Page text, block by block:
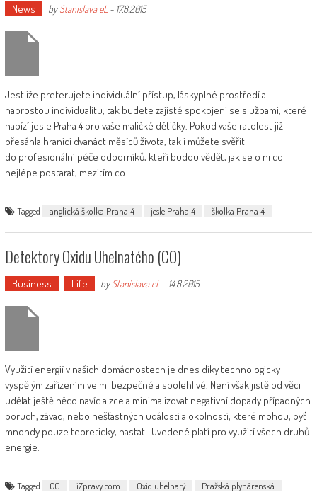
News byStanislava eL - 17.8.2015
Jestliže preferujete individuální přístup, láskyplné prostředí a
naprostou individualitu, tak budete zajisté spokojeni se službami, které
nabízí jesle Praha 4 pro vaše maličké dětičky. Pokud vaše ratolest již
přesáhla hranici dvanáct měsíců života, tak i můžete svěřit
do profesionální péče odborníků, kteří budou vědět, jak se o ni co
nejlépe postarat, mezitím co
Tagged anglická školka Praha 4 jesle Praha 4 školka Praha 4
Detektory Oxidu Uhelnatého (CO)
Business Life byStanislava eL - 14.8.2015
Využití energií v našich domácnostech je dnes díky technologicky
vyspělým zařízením velmi bezpečné a spolehlivé. Není však jistě od věci
udělat ještě něco navíc a zcela minimalizovat negativní dopady případných
poruch, závad, nebo nešťastných událostí a okolností, které mohou, byť
mnohdy pouze teoreticky, nastat. Uvedené platí pro využití všech druhů
energie.
Tagged CO iZpravy.com Oxid uhelnatý Pražská plynárenská